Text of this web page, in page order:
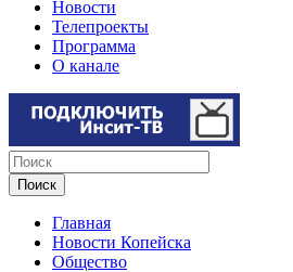
Новости
Телепроекты
Программа
О канале
Главная
Новости Копейска
Общество